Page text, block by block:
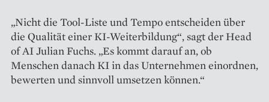
„Nicht die Tool-Liste und Tempo entscheiden über
die Qualität einer KI-Weiterbildung“, sagt der Head
of AI Julian Fuchs. „Es kommt darauf an, ob
Menschen danach KI in das Unternehmen einordnen,
bewerten und sinnvoll umsetzen können.“